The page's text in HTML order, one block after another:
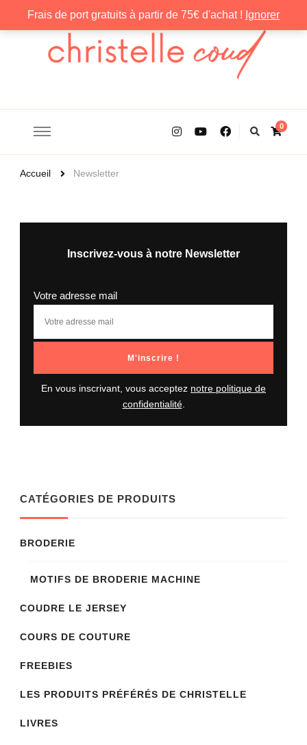
Frais de port gratuits à partir de 75€ d'achat ! Ignorer
0
Accueil Newsletter
Inscrivez-vous à notre Newsletter
Votre adresse mail
En vous inscrivant, vous acceptez notre politique de
confidentialité.
CATÉGORIES DE PRODUITS
BRODERIE
MOTIFS DE BRODERIE MACHINE
COUDRE LE JERSEY
COURS DE COUTURE
FREEBIES
LES PRODUITS PRÉFÉRÉS DE CHRISTELLE
LIVRES